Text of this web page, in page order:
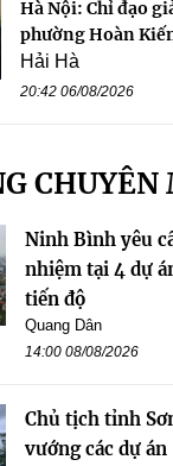
Hà Nội: Chỉ đạo
phường Hoàn
Hải Hà
20:42 06/08/2026
CHUYÊN
Ninh Bình yêu
nhiệm tại 4 dự
tiến độ
Quang Dân
14:00 08/08/2026
Chủ tịch tỉnh
vướng các dự